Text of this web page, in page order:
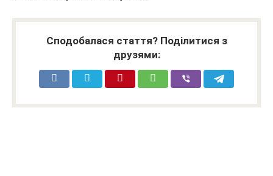
Сподобалася стаття? Поділитися з
друзями: